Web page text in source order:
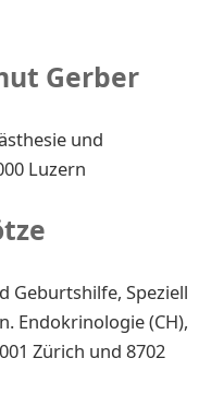
Gerber
und
Luzern
Geburtshilfe, Speziell
Endokrinologie (CH),
Zürich und 8702